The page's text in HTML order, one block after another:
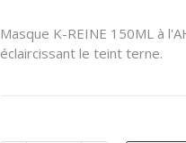
Masque K-REINE 150ML à
éclaircissant le teint terne.